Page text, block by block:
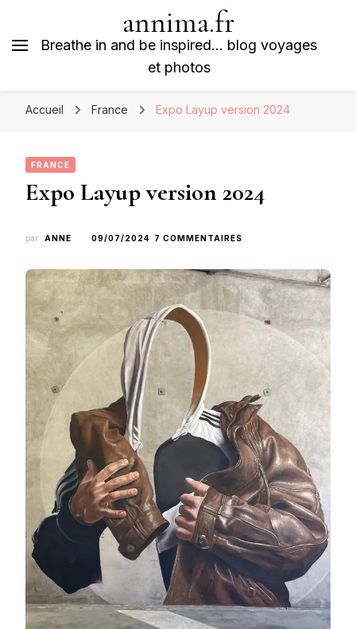
annima.fr
Breathe in and be inspired… blog voyages
et photos
Accueil France Expo Layup version 2024
FRANCE
Expo Layup version 2024
par ANNE 09/07/2024 7 COMMENTAIRES
VERSION
2024